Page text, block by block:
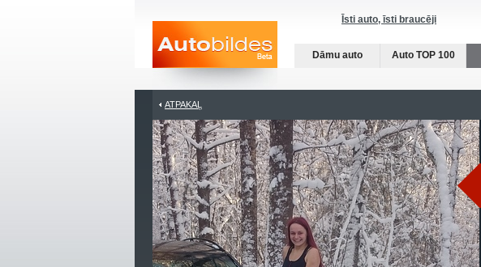
Īsti auto, īsti braucēji
Dāmu auto Auto TOP 100
ATPAKAĻ